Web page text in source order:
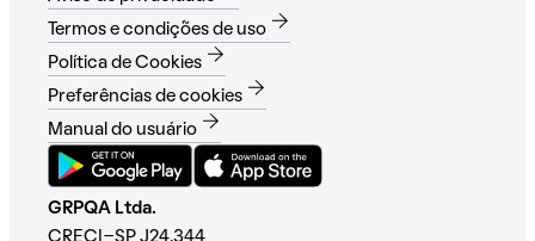
Termos e condições de uso
Política de Cookies
Preferências de cookies
Manual do usuário
GRPQA Ltda.